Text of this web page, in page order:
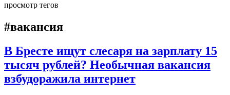
просмотр тегов
#вакансия
В Бресте ищут слесаря на зарплату 15
тысяч рублей? Необычная вакансия
взбудоражила интернет